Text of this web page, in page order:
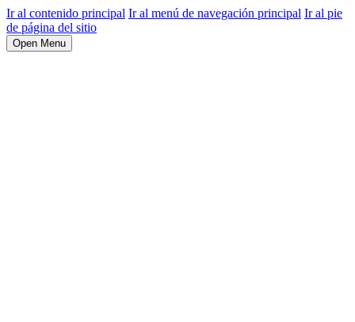
Ir al contenido principal Ir al menú de navegación principal Ir al pie
de página del sitio
Open Menu